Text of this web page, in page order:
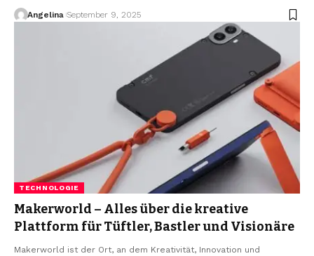
Angelina September 9, 2025
TECHNOLOGIE
Makerworld – Alles über die kreative
Plattform für Tüftler, Bastler und Visionäre
Makerworld ist der Ort, an dem Kreativität, Innovation und